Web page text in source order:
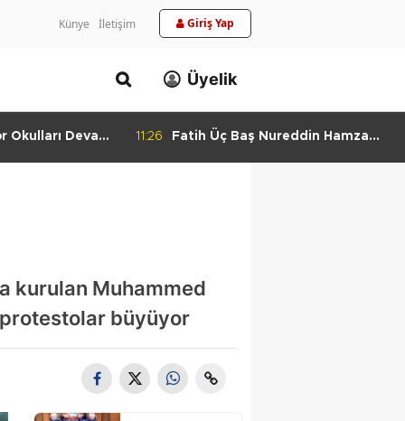
Künye İletişim Giriş Yap
Üyelik
Okulları Devam 11:26
Fatih Üç Baş Nureddin Hamza
kurulan Muhammed
büyüyor